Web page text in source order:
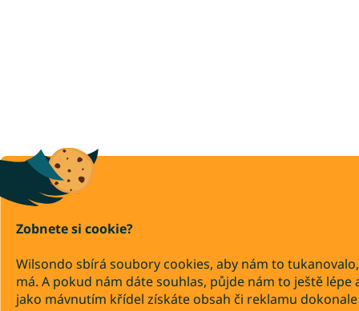
Zobnete si cookie?
Wilsondo sbírá soubory cookies, aby nám to
má. A pokud nám dáte souhlas, půjde nám to ještě lépe
jako mávnutím křídel získáte obsah či reklamu